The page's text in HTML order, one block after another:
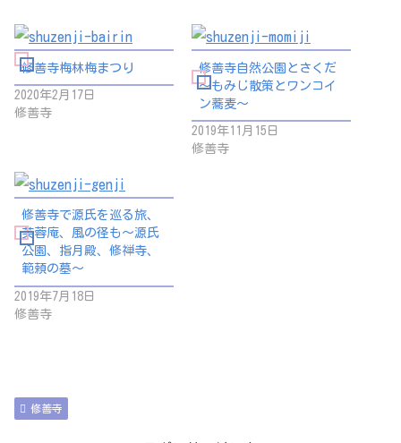
修善寺梅林梅まつり
2020年2月17日
修善寺
修善寺自然公園とさくだ
～もみじ散策とワンコイ
ン蕎麦～
2019年11月15日
修善寺
修善寺で源氏を巡る旅、
芙蓉庵、風の径も～源氏
公園、指月殿、修禅寺、
範頼の墓～
2019年7月18日
修善寺
修善寺